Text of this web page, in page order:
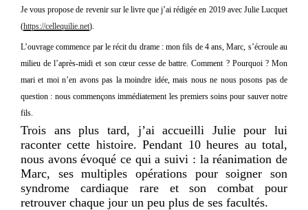
Je vous propose de revenir sur le livre que j’ai rédigée en 2019 avec Julie Lucquet
(https://cellequilie.net).
L’ouvrage commence par le récit du drame : mon fils de 4 ans, Marc, s’écroule au
milieu de l’après-midi et son cœur cesse de battre. Comment ? Pourquoi ? Mon
mari et moi n’en avons pas la moindre idée, mais nous ne nous posons pas de
question : nous commençons immédiatement les premiers soins pour sauver notre
fils.
Trois ans plus tard, j’ai accueilli Julie pour lui
raconter cette histoire. Pendant 10 heures au total,
nous avons évoqué ce qui a suivi : la réanimation de
Marc, ses multiples opérations pour soigner son
syndrome cardiaque rare et son combat pour
retrouver chaque jour un peu plus de ses facultés.